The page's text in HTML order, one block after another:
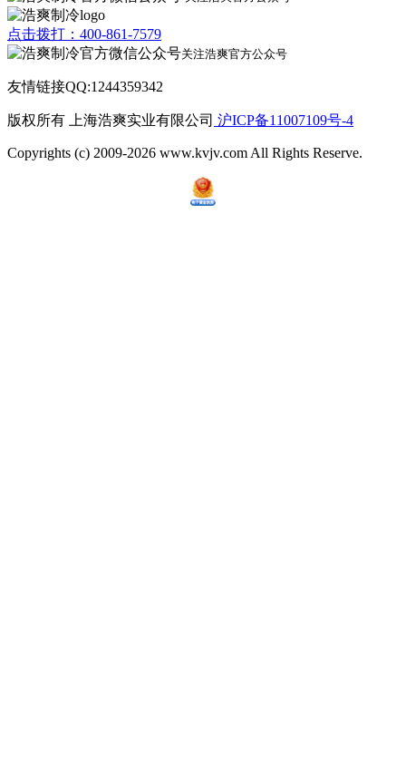
点击拨打：400-861-7579
关注浩爽官方公众号
友情链接QQ:1244359342
版权所有 上海浩爽实业有限公司 沪ICP备11007109号-4
Copyrights (c) 2009-2026 www.kvjv.com All Rights Reserve.